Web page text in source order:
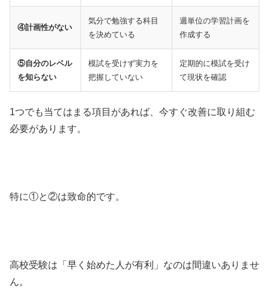
④計画性がない
気分で勉強する科目
を決めている
週単位の学習計画を
作成する
⑤自分のレベル
を知らない
模試を受けず実力を
把握していない
定期的に模試を受け
て現状を確認
1つでも当てはまる項目があれば、今すぐ改善に取り組む
必要があります。
特に①と②は致命的です。
高校受験は「早く始めた人が有利」なのは間違いありませ
ん。